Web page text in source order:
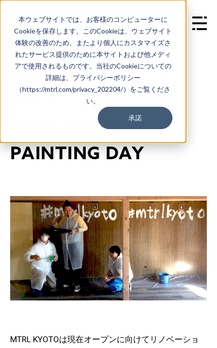
本ウェブサイトでは、お客様のコンピューターに
Cookieを保存します。このCookieは、ウェブサイト
体験の改善のため、またより個人にカスタマイズさ
れたサービス提供のために本サイトおよび他メディ
アで使用されるものです。当社のCookieについての
詳細は、プライバシーポリシー
（https://mtrl.com/privacy_202204/）をご覧くださ
い。
承諾
EN
Event Report
MTRL OPEN
PAINTING DAY
MTRL KYOTOは現在オープンに向けてリノベーショ